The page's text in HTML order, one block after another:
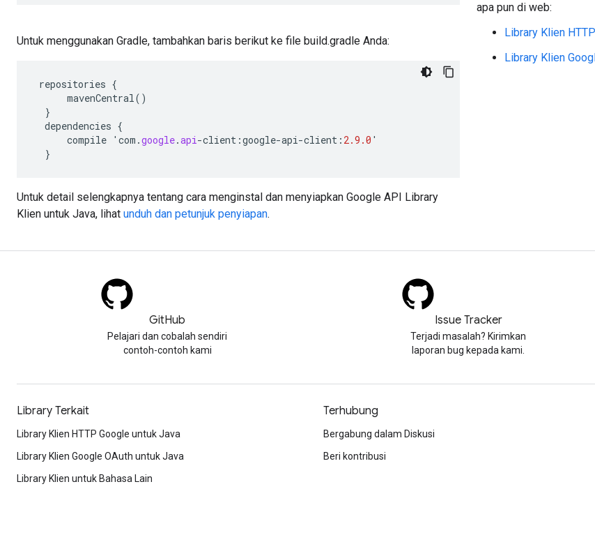
Untuk menggunakan Gradle, tambahkan baris berikut ke file build.gradle Anda:
repositories {
mavenCentral()
}
dependencies {
compile ' com .google.api-client :google-api-client : 2.9.0 '
}
Untuk detail selengkapnya tentang cara menginstal dan menyiapkan Google API Library
Klien untuk Java, lihat unduh dan petunjuk penyiapan.
apa pun di web:
Library Klien
Library Klien
GitHub
Pelajari dan cobalah sendiri
contoh-contoh kami
Issue Tracker
Terjadi masalah? Kirimkan
laporan bug kepada kami.
Library Terkait
Library Klien HTTP Google untuk Java
Library Klien Google OAuth untuk Java
Library Klien untuk Bahasa Lain
Terhubung
Bergabung dalam Diskusi
Beri kontribusi